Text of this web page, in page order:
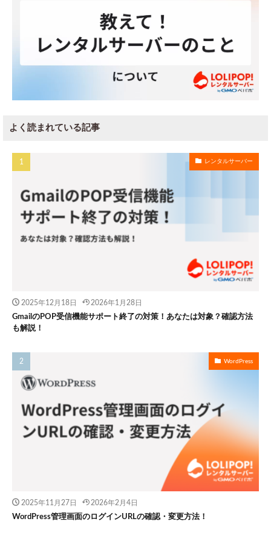
よく読まれている記事
レンタルサーバー
2025年12月18日 2026年1月28日
GmailのPOP受信機能サポート終了の対策！あなたは対象？確認方法
も解説！
WordPress
2025年11月27日 2026年2月4日
WordPress管理画面のログインURLの確認・変更方法！